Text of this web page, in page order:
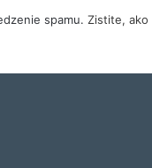
spamu. Zistite, ako